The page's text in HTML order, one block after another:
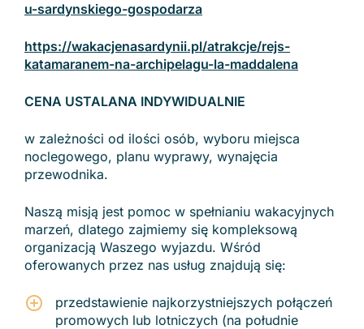
u-sardynskiego-gospodarza
https://wakacjenasardynii.pl/atrakcje/rejs-
katamaranem-na-archipelagu-la-maddalena
CENA USTALANA INDYWIDUALNIE
w zależności od ilości osób, wyboru miejsca
noclegowego, planu wyprawy, wynajęcia
przewodnika.
Naszą misją jest pomoc w spełnianiu wakacyjnych
marzeń, dlatego zajmiemy się kompleksową
organizacją Waszego wyjazdu. Wśród
oferowanych przez nas usług znajdują się:
przedstawienie najkorzystniejszych połączeń
promowych lub lotniczych (na południe